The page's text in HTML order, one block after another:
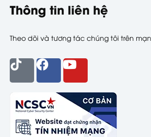
Thông tin liên hệ
Theo dõi và tương tác chúng tôi trên